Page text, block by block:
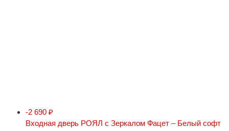
-2 690 ₽
Входная дверь РОЯЛ с Зеркалом Фацет – Белый софт